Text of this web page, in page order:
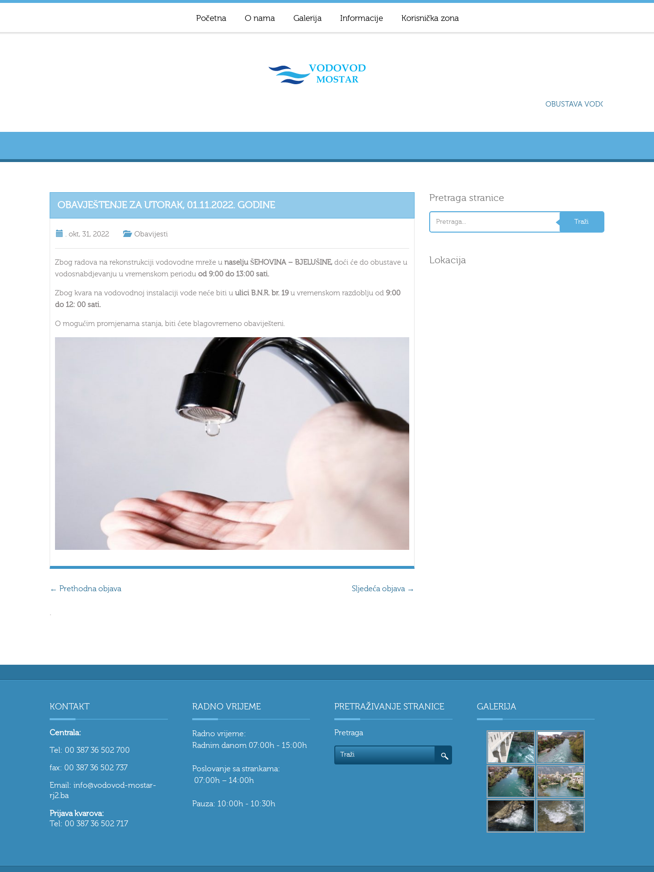
Početna O nama Galerija Informacije Korisnička zona
OBUSTAVA
OBAVJEŠTENJE ZA UTORAK, 01.11.2022. GODINE
. okt, 31, 2022 Obavijesti
Zbog radova na rekonstrukciji vodovodne mreže u naselju ŠEHOVINA – BJELUŠINE, doći će do obustave u
vodosnabdjevanju u vremenskom periodu od 9:00 do 13:00 sati.
Zbog kvara na vodovodnoj instalaciji vode neće biti u ulici B.N.R. br. 19u vremenskom razdoblju od 9:00
do 12: 00 sati.
O mogućim promjenama stanja, biti ćete blagovremeno obaviješteni.
← Prethodna objava Sljedeća objava →
.
Pretraga stranice
Lokacija
KONTAKT
Centrala:
Tel: 00 387 36 502 700
fax: 00 387 36 502 737
Email: info@vodovod-mostar-
rj2.ba
Prijava kvarova:
Tel: 00 387 36 502 717
RADNO VRIJEME
Radno vrijeme:
Radnim danom 07:00h - 15:00h
Poslovanje sa strankama:
07:00h – 14:00h
Pauza: 10:00h - 10:30h
PRETRAŽIVANJE STRANICE
Pretraga
GALERIJA